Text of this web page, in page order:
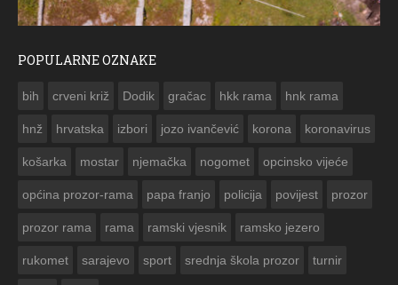
POPULARNE OZNAKE
bih crveni križ Dodik gračac hkk rama hnk rama
hnž hrvatska izbori jozo ivančević korona koronavirus
košarka mostar njemačka nogomet opcinsko vijeće
općina prozor-rama papa franjo policija povijest prozor
prozor rama rama ramski vjesnik ramsko jezero
rukomet sarajevo sport srednja škola prozor turnir